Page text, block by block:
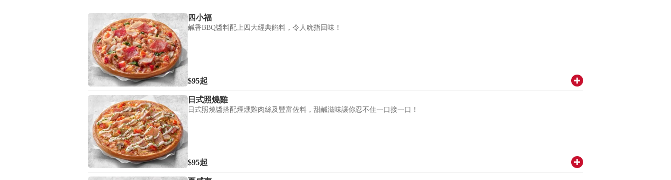
四小福
鹹香BBQ醬料配上四大經典餡料，令人吮指回味！
$95起
日式照燒雞
日式照燒醬搭配煙燻雞肉絲及豐富佐料，甜鹹滋味讓你忍不住一口接一口！
$95起